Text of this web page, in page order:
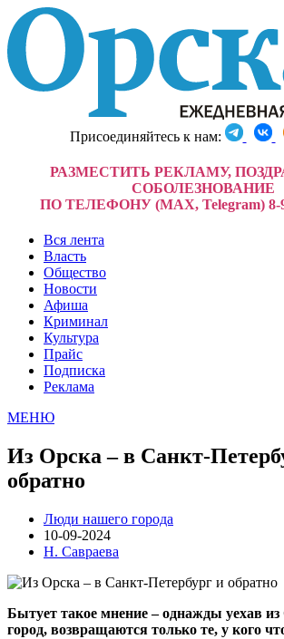
Присоединяйтесь к нам:
РАЗМЕСТИТЬ РЕКЛАМУ,
СОБОЛЕЗНОВАНИЕ
ПО ТЕЛЕФОНУ (MAX, Telegram) 8-
Вся лента
Власть
Общество
Новости
Афиша
Криминал
Культура
Прайс
Подписка
Реклама
МЕНЮ
Из Орска – в Санкт-
обратно
Люди нашего города
10-09-2024
Н. Савраева
Бытует такое мнение – однажды уехав
город, возвращаются только те, у кого